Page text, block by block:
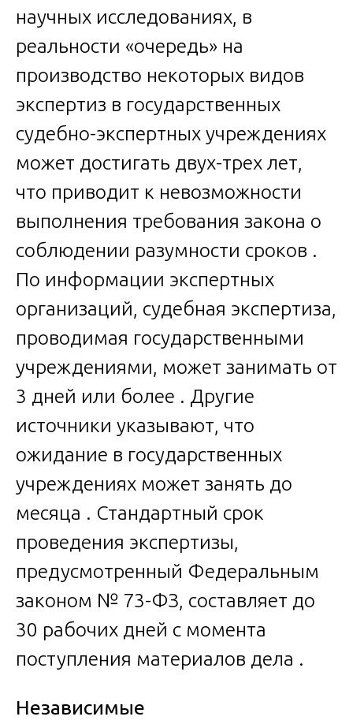
научных исследованиях, в
реальности «очередь» на
производство некоторых видов
экспертиз в государственных
судебно-экспертных учреждениях
может достигать двух-трех лет,
что приводит к невозможности
выполнения требования закона о
соблюдении разумности сроков .
По информации экспертных
организаций, судебная экспертиза,
проводимая государственными
учреждениями, может занимать от
3 дней или более . Другие
источники указывают, что
ожидание в государственных
учреждениях может занять до
месяца . Стандартный срок
проведения экспертизы,
предусмотренный Федеральным
законом № 73-ФЗ, составляет до
30 рабочих дней с момента
поступления материалов дела .
Независимые